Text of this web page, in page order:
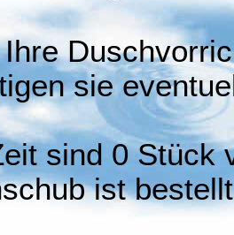
sie
sind 0 Stück
ist